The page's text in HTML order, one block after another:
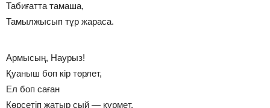
Табиғатта тамаша,
Тамылжысып тұр жараса.
Армысың, Наурыз!
Қуаныш боп кір төрлет,
Ел боп саған
Көрсетіп жатыр сый — құрмет.